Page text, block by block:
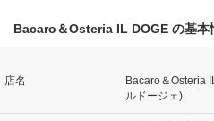
Bacaro＆Osteria IL DOGE の基本
店名
Bacaro＆Osteria
ルドージェ)